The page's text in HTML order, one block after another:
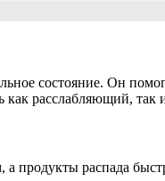
состояние. Он
как расслабляющий, так
продукты распада